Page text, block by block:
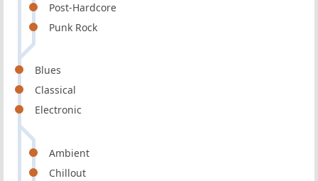
Post-Hardcore
Punk Rock
Blues
Classical
Electronic
Ambient
Chillout